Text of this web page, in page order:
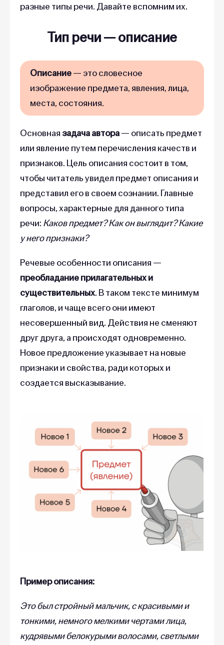
разные типы речи. Давайте вспомним их.
Тип речи—описание
Описание— это словесное
изображение предмета, явления, лица,
места, состояния.
Основнаязадача автора— описать предмет
или явление путем перечисления качеств и
признаков. Цель описания состоит в том,
чтобы читатель увидел предмет описания и
представил его в своем сознании. Главные
вопросы, характерные для данного типа
речи: Каков предмет? Как он выглядит? Какие
у него признаки?
Речевые особенности описания —
преобладание прилагательных и
существительных. В таком тексте минимум
глаголов, и чаще всего они имеют
несовершенный вид. Действия не сменяют
друг друга, а происходят одновременно.
Новое предложение указывает на новые
признаки и свойства, ради которых и
создается высказывание.
Пример описания:
Это был стройный мальчик, с красивыми и
тонкими, немного мелкими чертами лица,
кудрявыми белокурыми волосами, светлыми